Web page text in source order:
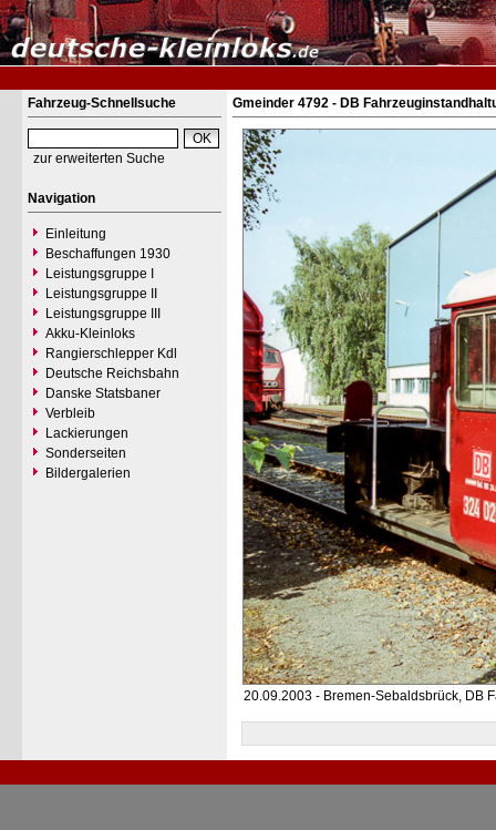
Fahrzeug-Schnellsuche
zur erweiterten Suche
Navigation
Einleitung
Beschaffungen 1930
Leistungsgruppe I
Leistungsgruppe II
Leistungsgruppe III
Akku-Kleinloks
Rangierschlepper Kdl
Deutsche Reichsbahn
Danske Statsbaner
Verbleib
Lackierungen
Sonderseiten
Bildergalerien
Gmeinder 4792 - DB
20.09.2003 - Bremen-Sebaldsbrück, DB